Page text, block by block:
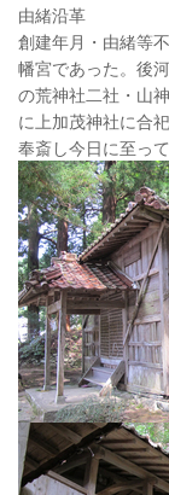
由緒沿革
創建年月・由緒等
幡宮であった。後
の荒神社二社・山
に上加茂神社に合
奉斎し今日に至って